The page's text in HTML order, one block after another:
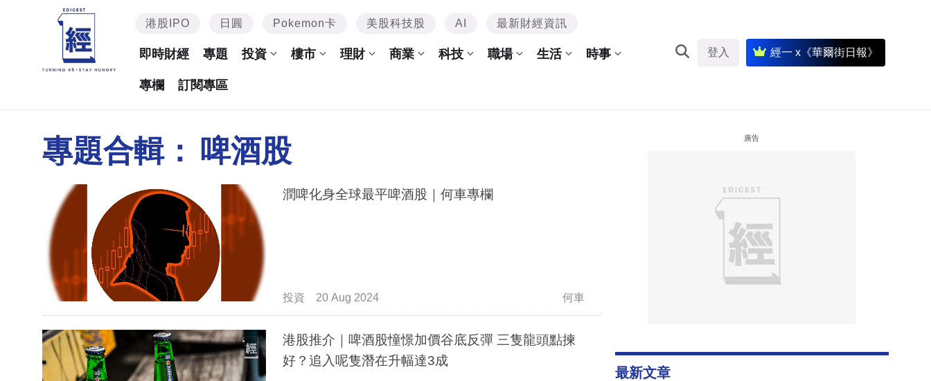
港股IPO 日圓 Pokemon卡 美股科技股 AI 最新財經資訊
即時財經 專題 投資 樓市 理財 商業 科技 職場 生活 時事
專欄 訂閱專區
登入 經一 x《華爾街日報》
專題合輯： 啤酒股
潤啤化身全球最平啤酒股｜何車專欄
投資 20 Aug 2024 何車
港股推介｜啤酒股憧憬加價谷底反彈 三隻龍頭點揀
好？追入呢隻潛在升幅達3成
廣告
最新文章